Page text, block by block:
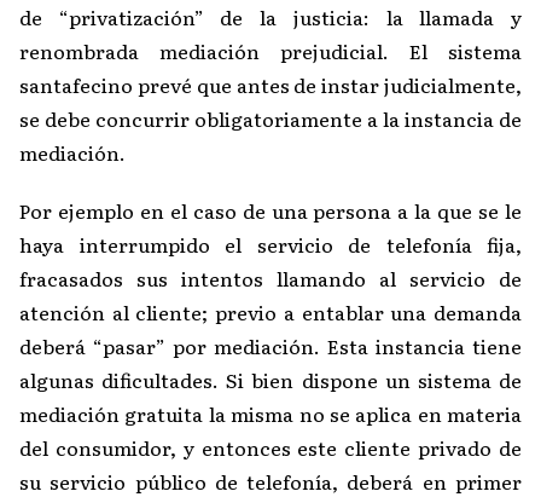
de “privatización” de la justicia: la llamada y
renombrada mediación prejudicial. El sistema
santafecino prevé que antes de instar judicialmente,
se debe concurrir obligatoriamente a la instancia de
mediación.
Por ejemplo en el caso de una persona a la que se le
haya interrumpido el servicio de telefonía fija,
fracasados sus intentos llamando al servicio de
atención al cliente; previo a entablar una demanda
deberá “pasar” por mediación. Esta instancia tiene
algunas dificultades. Si bien dispone un sistema de
mediación gratuita la misma no se aplica en materia
del consumidor, y entonces este cliente privado de
su servicio público de telefonía, deberá en primer